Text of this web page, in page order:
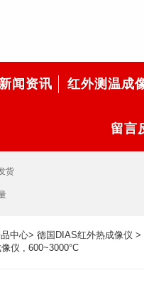
闻资讯 红外测温成
留言
货
中心> 德国DIAS红外热成像仪 >
仪 , 600~3000°C